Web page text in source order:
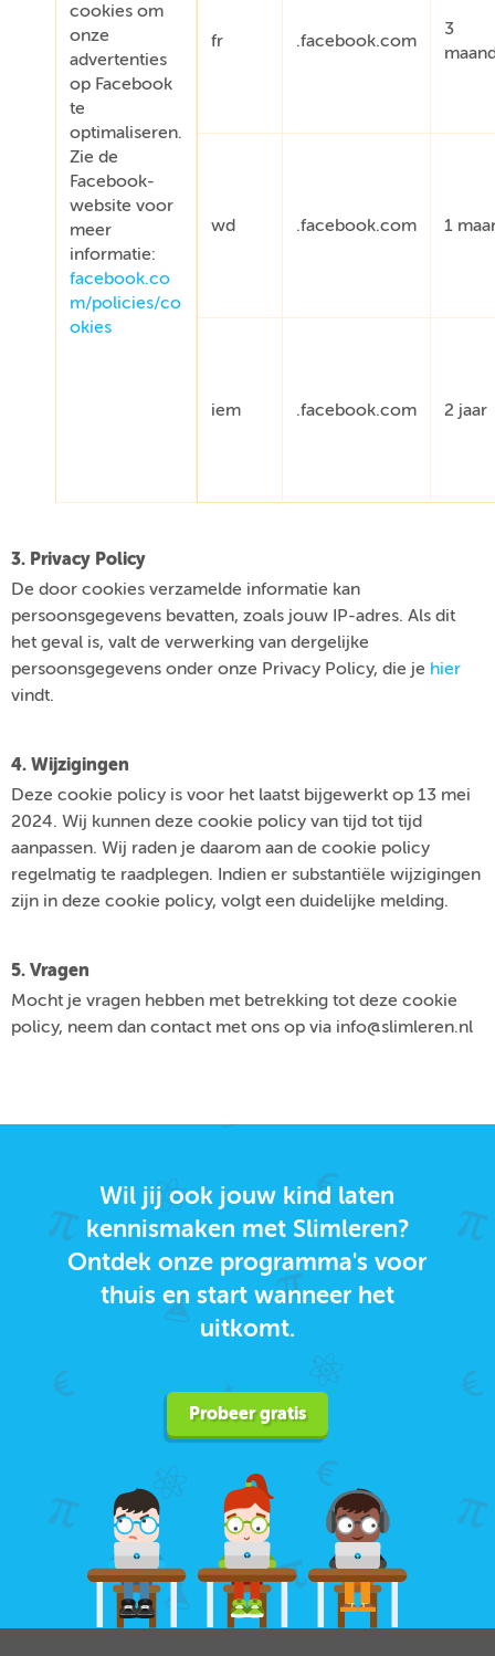
cookies om
onze
advertenties
op Facebook
te
optimaliseren.
Zie de
Facebook-
website voor
meer
informatie:
facebook.co
m/policies/co
okies
fr .facebook.com
3
wd .facebook.com 1
iem .facebook.com 2 jaar
3. Privacy Policy
De door cookies verzamelde informatie kan
persoonsgegevens bevatten, zoals jouw IP-adres. Als dit
het geval is, valt de verwerking van dergelijke
persoonsgegevens onder onze Privacy Policy, die je hier
vindt.
4. Wijzigingen
Deze cookie policy is voor het laatst bijgewerkt op 13 mei
2024. Wij kunnen deze cookie policy van tijd tot tijd
aanpassen. Wij raden je daarom aan de cookie policy
regelmatig te raadplegen. Indien er substantiële wijzigingen
zijn in deze cookie policy, volgt een duidelijke melding.
5. Vragen
Mocht je vragen hebben met betrekking tot deze cookie
policy, neem dan contact met ons op via info@slimleren.nl
Wil jij ook jouw kind laten
kennismaken met Slimleren?
Ontdek onze programma's voor
thuis en start wanneer het
uitkomt.
Probeer gratis